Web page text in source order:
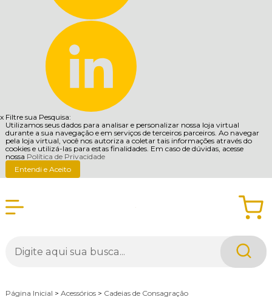
x Filtre sua Pesquisa:
Utilizamos seus dados para analisar e personalizar nossa loja virtual
durante a sua navegação e em serviços de terceiros parceiros. Ao navegar
pela loja virtual, você nos autoriza a coletar tais informações através do
cookies e utilizá-las para estas finalidades. Em caso de dúvidas, acesse
nossa Política de Privacidade
Entendi e Aceito
Página Inicial > Acessórios > Cadeias de Consagração